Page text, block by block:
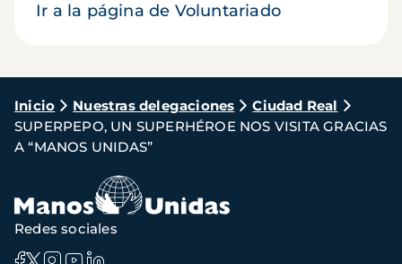
Ir a la página de Voluntariado
Ruta
de
navegación
Inicio Nuestras delegaciones
Ciudad Real
SUPERPEPO, UN SUPERHÉROE NOS VISITA GRACIAS
A “MANOS UNIDAS”
Redes sociales